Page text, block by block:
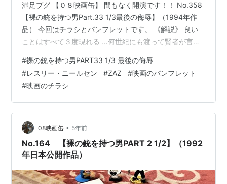
満足ブグ 【０８映画缶】 間もなく開演です！！ No.358
【裸の銃を持つ男Part.33 1/3最後の侮辱】（1994年作
品） 今回はチラシとパンフレットです。 《解説》 良い
ことはすべて３度現れる …何世紀にも渡って賢者が言い
寄れば文殊の知恵、アメリカの国旗も３色。長嶋茂雄の
選手時代の背番号、チリウムの原子番号も３…そして大
ヒット・コメディ【裸の銃を持つ男】シリーズも、今回
のシリーズ完結篇である【裸の銃を持つ男Part.33 1/3】
で栄光の３作目だ！ 前作【裸の銃を持つ男Part.2…
#裸の銃を持つ男PART33 1/3 最後の侮辱
#レスリー・ニールセン #ZAZ #映画のパンフレット
#映画のチラシ
08映画缶 • 5年前
No.164 【裸の銃を持つ男PART 2 1/2】（1992
年日本公開作品）